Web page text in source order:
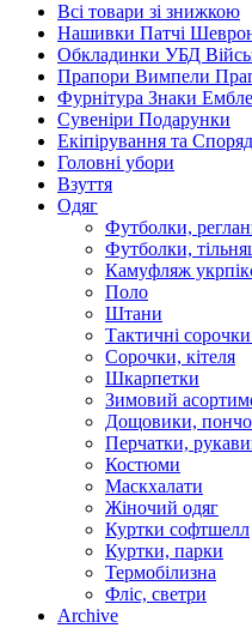
Всі товари зі знижкою
Нашивки Патчі
Обкладинки УБД
Прапори Вимпели
Фурнітура Знаки
Сувеніри Подарунки
Екіпірування та
Головні убори
Взуття
Одяг
Футболки,
Футболки,
Камуфляж
Поло
Штани
Тактичні
Cорочки, кітеля
Шкарпетки
Зимовий
Дощовики, пончо
Перчатки,
Костюми
Маскхалати
Жіночий одяг
Куртки софтшелл
Куртки, парки
Термобілизна
Фліс, светри
Archive